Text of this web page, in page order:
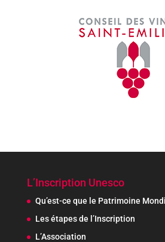
L’Inscription Unesco
Qu’est-ce que le Patrimoine
Les étapes de l’Inscription
L’Association